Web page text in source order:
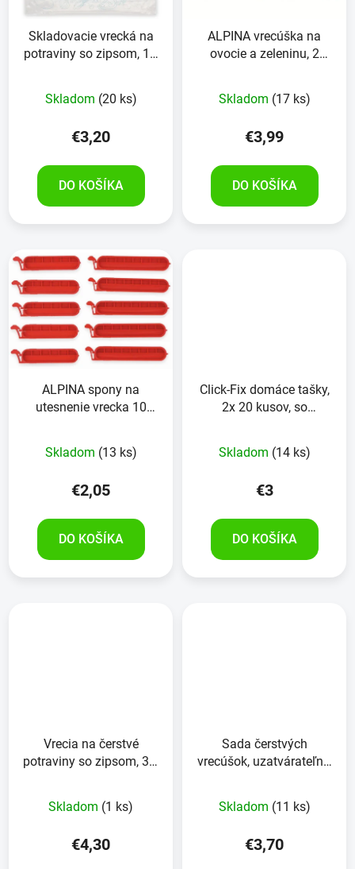
Skladovacie vrecká na
potraviny so zipsom, 1 l,
Skladom (20 ks)
€3,20
DO KOŠÍKA
ALPINA vrecúška na
ovocie a zeleninu, 2
Skladom (17 ks)
€3,99
DO KOŠÍKA
ALPINA spony na
utesnenie vrecka 10
Skladom (13 ks)
€2,05
DO KOŠÍKA
Click-Fix domáce tašky,
2x 20 kusov, so
Skladom (14 ks)
€3
DO KOŠÍKA
Vrecia na čerstvé
potraviny so zipsom, 3L,
Skladom (1 ks)
€4,30
Sada čerstvých
vrecúšok, uzatvárateľné,
Skladom (11 ks)
€3,70